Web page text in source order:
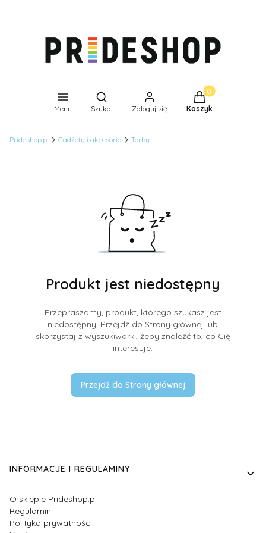
Menu
Otwórz wyszukiwarkę
Szukaj Zaloguj się
Produkty w
Koszyk
Prideshop.pl Gadżety i akcesoria Torby
Produkt jest niedostępny
Przepraszamy, produkt, którego szukasz jest
niedostępny. Przejdź do Strony głównej lub
skorzystaj z wyszukiwarki, żeby znaleźć to, co Cię
interesuje.
Przejdź do Strony głównej
Linki w stopce
INFORMACJE I REGULAMINY
O sklepie Prideshop.pl
Regulamin
Polityka prywatności